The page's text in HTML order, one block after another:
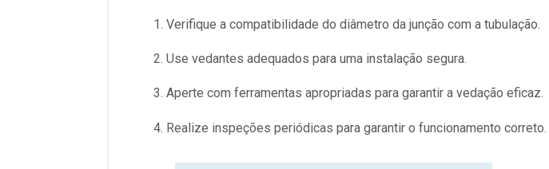
Verifique a compatibilidade do diâmetro da junção com a tubulação.
Use vedantes adequados para uma instalação segura.
Aperte com ferramentas apropriadas para garantir a vedação eficaz.
Realize inspeções periódicas para garantir o funcionamento correto.